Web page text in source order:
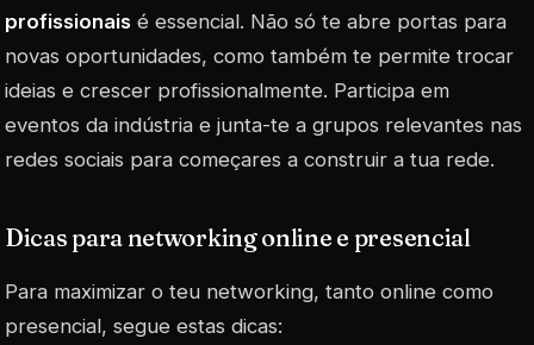
profissionais é essencial. Não só te abre portas para
novas oportunidades, como também te permite trocar
ideias e crescer profissionalmente. Participa em
eventos da indústria e junta-te a grupos relevantes nas
redes sociais para começares a construir a tua rede.
Dicas para networking online e presencial
Para maximizar o teu networking, tanto online como
presencial, segue estas dicas: